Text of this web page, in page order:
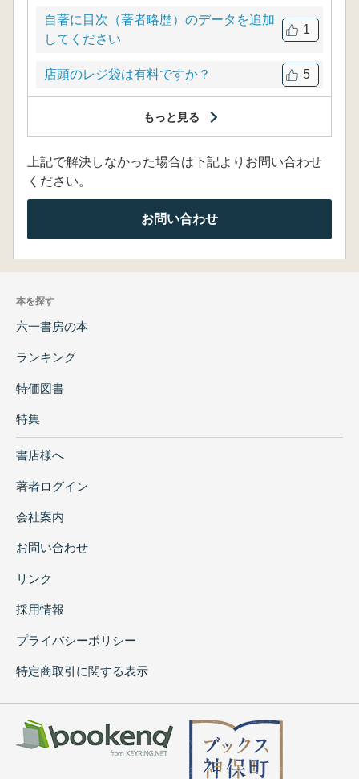
自著に目次（著者略歴）のデータを追加
してください
1
店頭のレジ袋は有料ですか？ 5
もっと見る
上記で解決しなかった場合は下記よりお問い合わせ
ください。
お問い合わせ
本を探す
六一書房の本
ランキング
特価図書
特集
書店様へ
著者ログイン
会社案内
お問い合わせ
リンク
採用情報
プライバシーポリシー
特定商取引に関する表示